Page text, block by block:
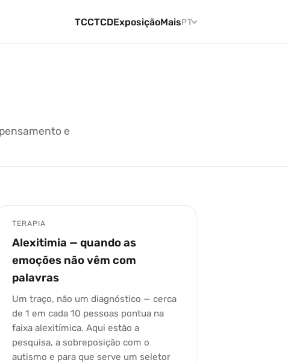
TCCTCDExposiçãoMaisPT
e
TERAPIA
Alexitimia — quando as
emoções não vêm com
palavras
Um traço, não um diagnóstico — cerca
de 1 em cada 10 pessoas pontua na
faixa alexitímica. Aqui estão a
pesquisa, a sobreposição com o
autismo e para que serve um seletor